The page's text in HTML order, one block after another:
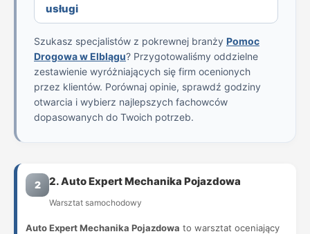
usługi
Szukasz specjalistów z pokrewnej branży Pomoc
Drogowa w Elblągu? Przygotowaliśmy oddzielne
zestawienie wyróżniających się firm ocenionych
przez klientów. Porównaj opinie, sprawdź godziny
otwarcia i wybierz najlepszych fachowców
dopasowanych do Twoich potrzeb.
2 2. Auto Expert Mechanika Pojazdowa
Warsztat samochodowy
Auto Expert Mechanika Pojazdowa to warsztat oceniający